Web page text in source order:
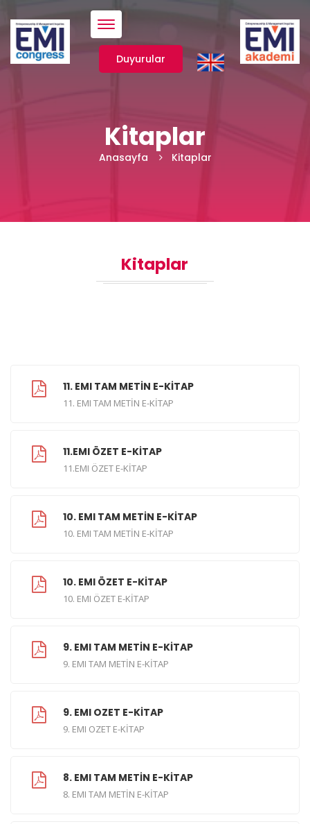
Menü
Duyurular
Kitaplar
Anasayfa Kitaplar
Kitaplar
11. EMI TAM METİN E-KİTAP
11. EMI TAM METİN E-KİTAP
11.EMI ÖZET E-KİTAP
11.EMI ÖZET E-KİTAP
10. EMI TAM METİN E-KİTAP
10. EMI TAM METİN E-KİTAP
10. EMI ÖZET E-KİTAP
10. EMI ÖZET E-KİTAP
9. EMI TAM METİN E-KİTAP
9. EMI TAM METİN E-KİTAP
9. EMI OZET E-KİTAP
9. EMI OZET E-KİTAP
8. EMI TAM METİN E-KİTAP
8. EMI TAM METİN E-KİTAP